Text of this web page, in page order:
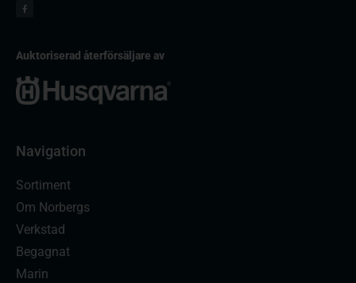
Auktoriserad återförsäljare av
Navigation
Sortiment
Om Norbergs
Verkstad
Begagnat
Marin